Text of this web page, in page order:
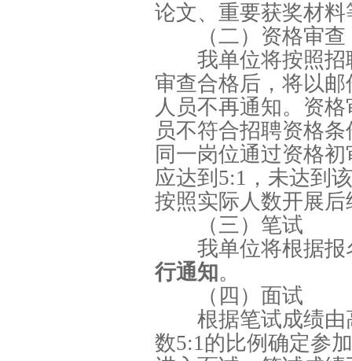
论文、重要获奖材料
（二）资格审查
我单位将按照
审查合格后，将以
人员不再通知。资
员不符合招聘资格
同一岗位通过资格
应达到5:1，未达到
按照实际人数开展
（三）笔试
我单位将根据
行通知。
（四）面试
根据笔试成绩
数5:1的比例确定参